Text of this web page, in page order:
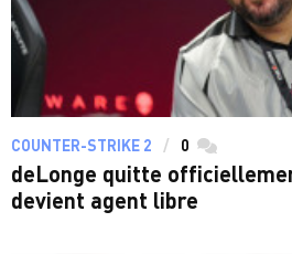
COUNTER-STRIKE 2 0 commentaires
deLonge quitte
devient agent libre